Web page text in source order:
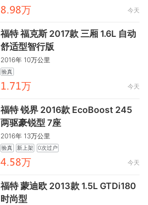
鸺.龒鸺万 今天
福特 福克斯 2017款 三厢 1.6L 自动
舒适型智行版
2016年 10万公里
验真
齤.驋齤万 今天
福特 锐界 2016款 EcoBoost 245
两驱豪锐型 7座
2016年 13万公里
验真 新上架 0次过户
鑶.閏鸺万 今天
福特 蒙迪欧 2013款 1.5L GTDi180
时尚型